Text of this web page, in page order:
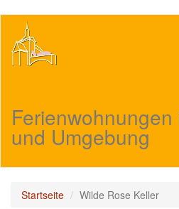
Inhalt
und Umgebung
Startseite Wilde Rose Keller